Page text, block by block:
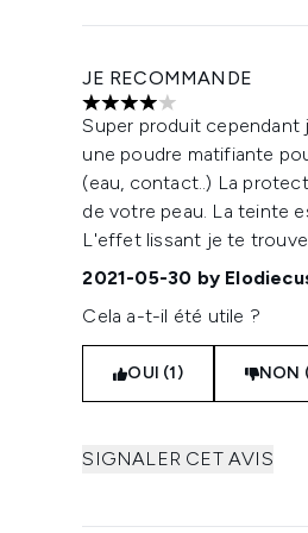
JE RECOMMANDE
4 étoiles sur un maximum
Super produit cependant
une poudre matifiante
(eau, contact..) La
de votre peau. La teinte
L'effet lissant je te
2021-05-30 by
Cela a-t-il été utile ?
OUI (1) NON
SIGNALER CET AVIS